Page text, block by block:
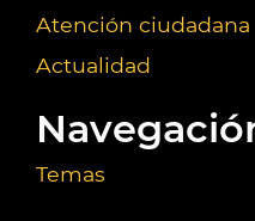
Atención ciudadana
Actualidad
Temas